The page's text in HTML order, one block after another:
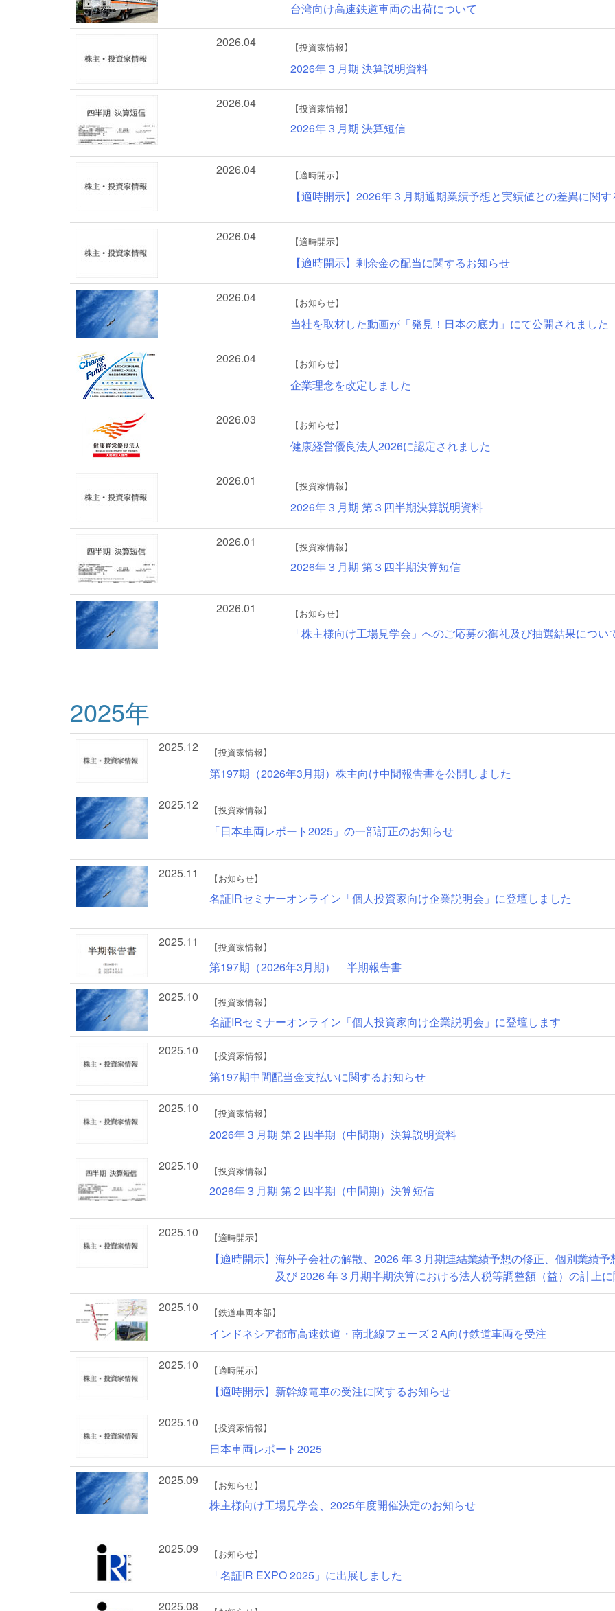
台湾向け高速鉄道車両の出荷について
2026.04 【投資家情報】
2026年３月期 決算説明資料
2026.04 【投資家情報】
2026年３月期 決算短信
2026.04 【適時開示】
【適時開示】2026年３月期通期業績予想と実績値との差異に関
2026.04 【適時開示】
【適時開示】剰余金の配当に関するお知らせ
2026.04 【お知らせ】
当社を取材した動画が「発見！日本の底力」にて公開されました
2026.04 【お知らせ】
企業理念を改定しました
2026.03 【お知らせ】
健康経営優良法人2026に認定されました
2026.01 【投資家情報】
2026年３月期 第３四半期決算説明資料
2026.01 【投資家情報】
2026年３月期 第３四半期決算短信
2026.01 【お知らせ】
「株主様向け工場見学会」へのご応募の御礼及び抽選結果につい
2025年
2025.12 【投資家情報】
第197期（2026年3月期）株主向け中間報告書を公開しました
2025.12
【投資家情報】
「日本車両レポート2025」の一部訂正のお知らせ
2025.11 【お知らせ】
名証IRセミナーオンライン「個人投資家向け企業説明会」に登壇しました
2025.11 【投資家情報】
第197期（2026年3月期） 半期報告書
2025.10
【投資家情報】
名証IRセミナーオンライン「個人投資家向け企業説明会」に登壇します
2025.10
【投資家情報】
第197期中間配当金支払いに関するお知らせ
2025.10
【投資家情報】
2026年３月期 第２四半期（中間期）決算説明資料
2025.10
【投資家情報】
2026年３月期 第２四半期（中間期）決算短信
2025.10 【適時開示】
【適時開示】海外子会社の解散、2026 年３月期連結業績予想の修正、個別業績
及び 2026 年３月期半期決算における法人税等調整額（益）の計上に
2025.10
【鉄道車両本部】
インドネシア都市高速鉄道・南北線フェーズ２A向け鉄道車両を受注
2025.10
【適時開示】
【適時開示】新幹線電車の受注に関するお知らせ
2025.10
【投資家情報】
日本車両レポート2025
2025.09
【お知らせ】
株主様向け工場見学会、2025年度開催決定のお知らせ
2025.09 【お知らせ】
「名証IR EXPO 2025」に出展しました
2025.08